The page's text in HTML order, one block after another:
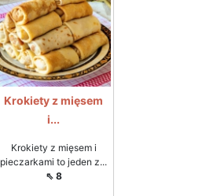
Krokiety z mięsem
i...
Krokiety z mięsem i
pieczarkami to jeden z...
⇖ 8